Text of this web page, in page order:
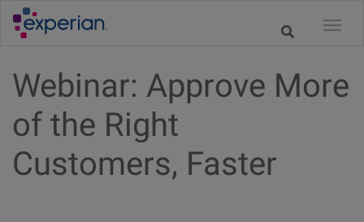
Webinar: Approve More
of the Right
Customers, Faster